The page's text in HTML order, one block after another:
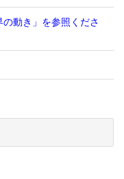
動き」を参照くださ